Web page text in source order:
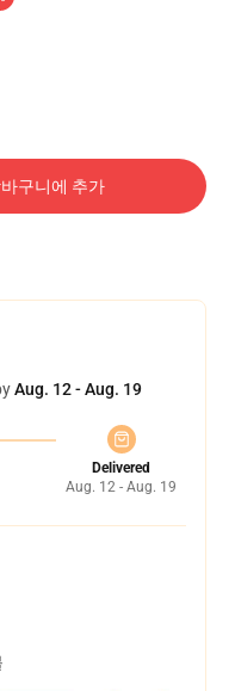
구니에 추가
Aug. 12 - Aug. 19
Delivered
Aug. 12 - Aug. 19